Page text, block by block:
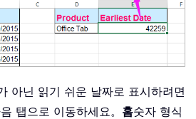
아닌 읽기 쉬운 날짜로 표시하려면
탭으로 이동하세요。 홈숫자 형식